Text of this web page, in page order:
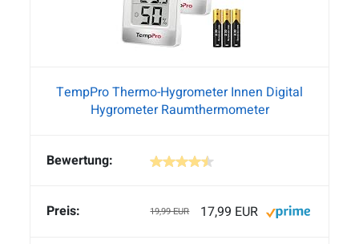
TempPro Thermo-Hygrometer Innen Digital
Hygrometer Raumthermometer
19,99 EUR 17,99 EUR